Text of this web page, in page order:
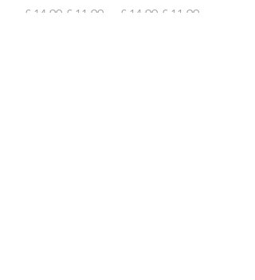
Normale prijs
£ 14,99 Verkoopprijs
£ 11,99
Normale prijs
£ 14,99 Verkoopprijs
£ 11,99